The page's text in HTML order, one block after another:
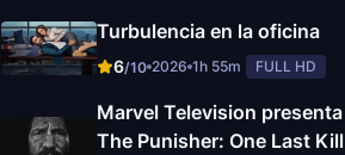
Turbulencia en la oficina
6/10 2026 1h 55m FULL HD
Marvel Television presenta
The Punisher: One Last Kill